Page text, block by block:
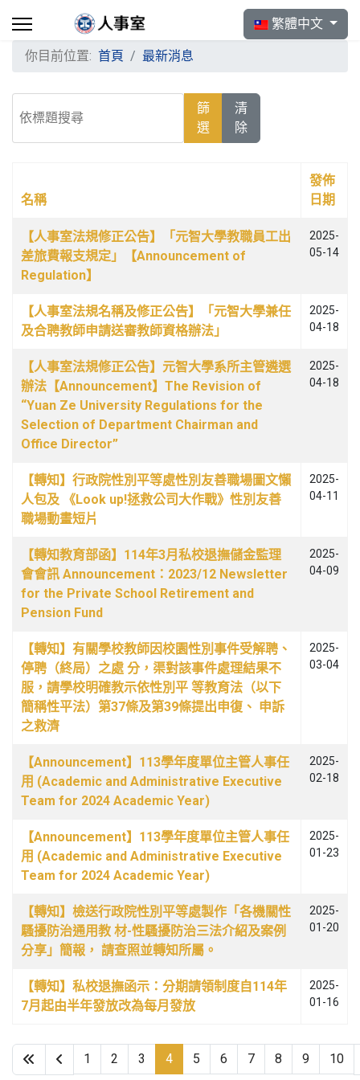
選擇你的語言
繁體中文
你目前位置: 首頁 最新消息
篩
選
清
除
文章列表
名稱
發佈
日期
【人事室法規修正公告】「元智大學教職員工出
差旅費報支規定」【Announcement of
Regulation】
2025-
05-14
【人事室法規名稱及修正公告】「元智大學兼任
及合聘教師申請送審教師資格辦法」
2025-
04-18
【人事室法規修正公告】元智大學系所主管遴選
辦法【Announcement】The Revision of
“Yuan Ze University Regulations for the
Selection of Department Chairman and
Office Director”
2025-
04-18
【轉知】行政院性別平等處性別友善職場圖文懶
人包及 《Look up!拯救公司大作戰》性別友善
職場動畫短片
2025-
04-11
【轉知教育部函】114年3月私校退撫儲金監理
會會訊 Announcement：2023/12 Newsletter
for the Private School Retirement and
Pension Fund
2025-
04-09
【轉知】有關學校教師因校園性別事件受解聘、
停聘（終局）之處 分，渠對該事件處理結果不
服，請學校明確教示依性別平 等教育法（以下
簡稱性平法）第37條及第39條提出申復、 申訴
之救濟
2025-
03-04
【Announcement】113學年度單位主管人事任
用 (Academic and Administrative Executive
Team for 2024 Academic Year)
2025-
02-18
【Announcement】113學年度單位主管人事任
用 (Academic and Administrative Executive
Team for 2024 Academic Year)
2025-
01-23
【轉知】檢送行政院性別平等處製作「各機關性
騷擾防治通用教 材-性騷擾防治三法介紹及案例
分享」簡報， 請查照並轉知所屬。
2025-
01-20
【轉知】私校退撫函示：分期請領制度自114年
7月起由半年發放改為每月發放
2025-
01-16
第 4 頁，共 18 頁
1 2 3 4 5 6 7 8 9 10